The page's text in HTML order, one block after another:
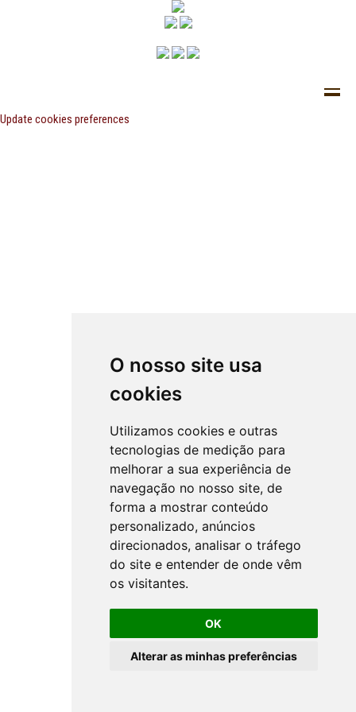
O nosso site usa
cookies
Utilizamos cookies e outras
tecnologias de medição para
melhorar a sua experiência de
navegação no nosso site, de
forma a mostrar conteúdo
personalizado, anúncios
direcionados, analisar o tráfego
do site e entender de onde vêm
os visitantes.
OK
Alterar as minhas preferências
Update cookies preferences